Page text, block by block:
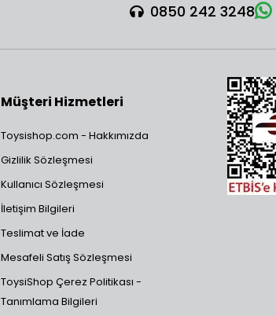
0850 242 3248
Müşteri Hizmetleri
Toysishop.com - Hakkımızda
Gizlilik Sözleşmesi
Kullanıcı Sözleşmesi
İletişim Bilgileri
Teslimat ve İade
Mesafeli Satış Sözleşmesi
ToysiShop Çerez Politikası -
Tanımlama Bilgileri